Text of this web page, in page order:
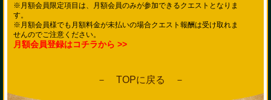
※月額会員限定項目は、月額会員のみが参加できるクエストとなりま
す。
※月額会員様でも月額料金が未払いの場合クエスト報酬は受け取れま
せんのでご注意ください。
月額会員登録はコチラから >>
－ TOPに戻る －